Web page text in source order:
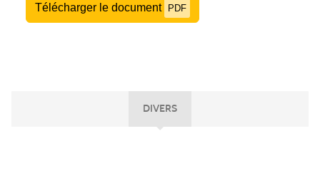
Télécharger le document PDF
DIVERS